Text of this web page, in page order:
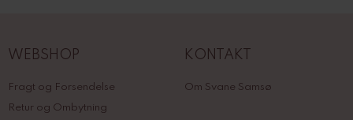
WEBSHOP
Fragt og Forsendelse
Retur og Ombytning
KONTAKT
Om Svane Samsø